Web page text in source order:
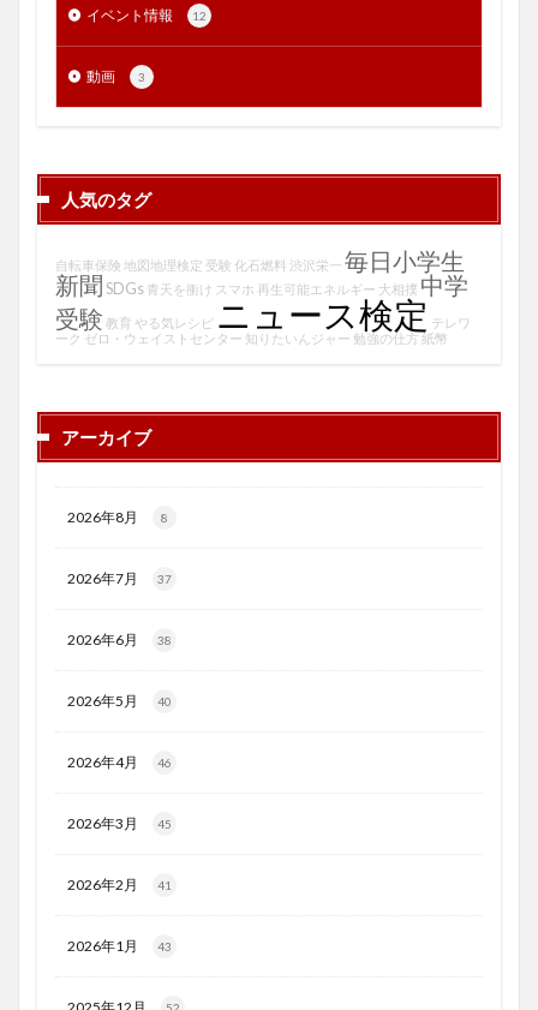
イベント情報 12
動画 3
人気のタグ
自転車保険 地図地理検定 受験 化石燃料 渋沢栄一 毎日小学生
新聞 SDGs 青天を衝け スマホ 再生可能エネルギー 大相撲 中学
受験 教育 やる気レシピ ニュース検定 テレワ
ーク ゼロ・ウェイストセンター 知りたいんジャー 勉強の仕方 紙幣
アーカイブ
2026年8月 8
2026年7月 37
2026年6月 38
2026年5月 40
2026年4月 46
2026年3月 45
2026年2月 41
2026年1月 43